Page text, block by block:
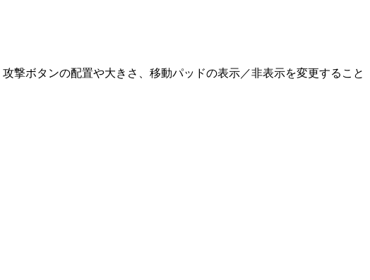
撃ボタンの配置や大きさ、移動パッドの表示／非表示を変更すること